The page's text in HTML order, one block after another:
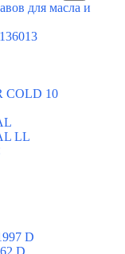
для масла и
COLD 10
LL
D
D